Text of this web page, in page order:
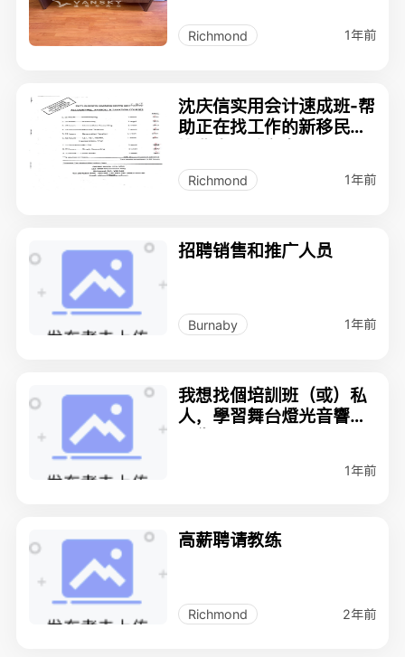
Richmond 1年前
沈庆信实用会计速成班-帮
助正在找工作的新移民、
Richmond 1年前
招聘销售和推广人员
Burnaby 1年前
我想找個培訓班（或）私
人，學習舞台燈光音響的
1年前
高薪聘请教练
Richmond 2年前